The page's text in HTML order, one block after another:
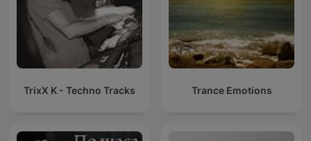
TrixX K - Techno Tracks Trance Emotions